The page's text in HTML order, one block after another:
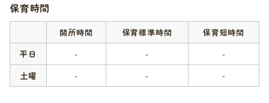
保育時間
開所時間 保育標準時間
保育短時間
平日
- -
-
土曜
- - -